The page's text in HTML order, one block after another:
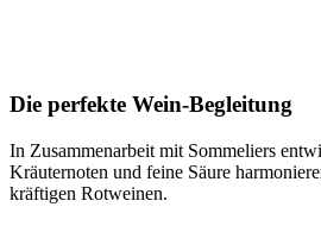
Die perfekte Wein-Begleitung
In Zusammenarbeit mit Sommeliers
Kräuternoten und feine Säure
kräftigen Rotweinen.